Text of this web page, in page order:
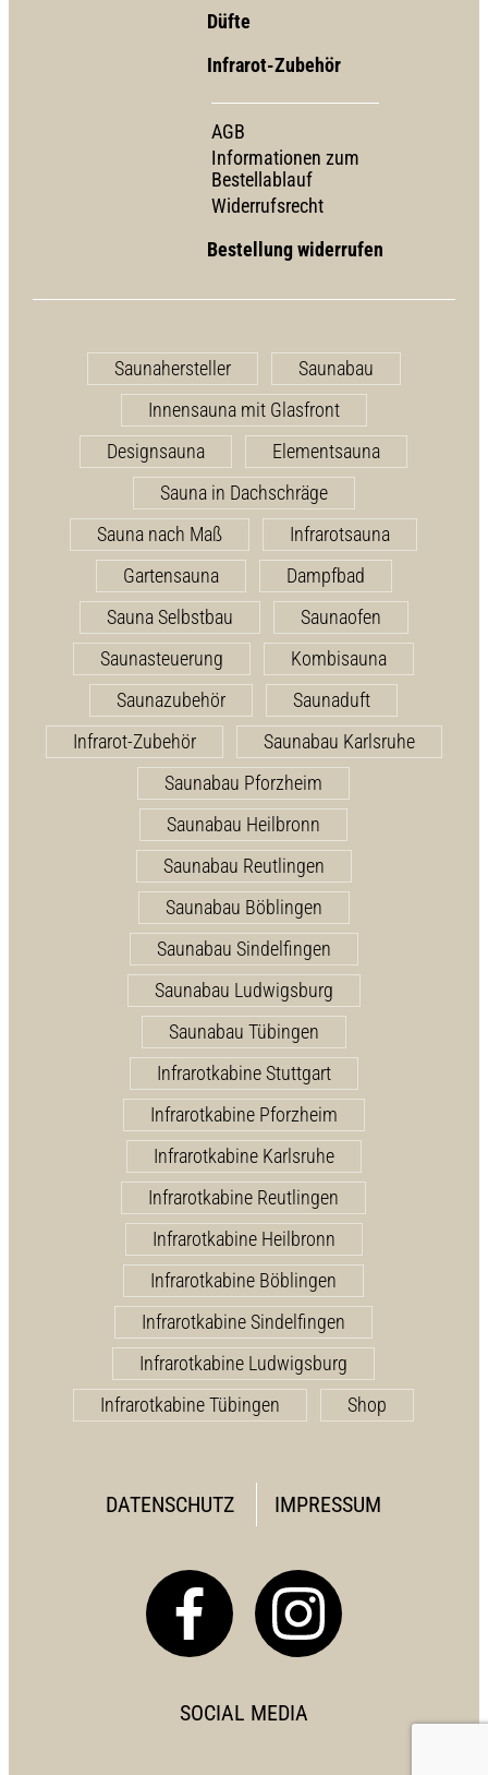
Düfte
Infrarot-Zubehör
AGB
Informationen zum
Bestellablauf
Widerrufsrecht
Bestellung widerrufen
DATENSCHUTZ IMPRESSUM
Saunahersteller
Saunabau
Innensauna mit Glasfront
Designsauna
Elementsauna
Sauna in Dachschräge
Sauna nach Maß
Infrarotsauna
Gartensauna
Dampfbad
Sauna Selbstbau
Saunaofen
Saunasteuerung
Kombisauna
Saunazubehör
Saunaduft
Infrarot-Zubehör
Saunabau Karlsruhe
Saunabau Pforzheim
Saunabau Heilbronn
Saunabau Reutlingen
Saunabau Böblingen
Saunabau Sindelfingen
Saunabau Ludwigsburg
Saunabau Tübingen
Infrarotkabine Stuttgart
Infrarotkabine Pforzheim
Infrarotkabine Karlsruhe
Infrarotkabine Reutlingen
Infrarotkabine Heilbronn
Infrarotkabine Böblingen
Infrarotkabine Sindelfingen
Infrarotkabine Ludwigsburg
Infrarotkabine Tübingen
Shop